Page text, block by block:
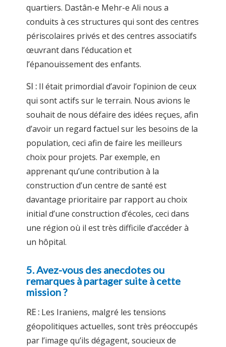
quartiers. Dastân-e Mehr-e Ali nous a
conduits à ces structures qui sont des centres
périscolaires privés et des centres associatifs
œuvrant dans l’éducation et
l’épanouissement des enfants.
SI : Il était primordial d’avoir l’opinion de ceux
qui sont actifs sur le terrain. Nous avions le
souhait de nous défaire des idées reçues, afin
d’avoir un regard factuel sur les besoins de la
population, ceci afin de faire les meilleurs
choix pour projets. Par exemple, en
apprenant qu’une contribution à la
construction d’un centre de santé est
davantage prioritaire par rapport au choix
initial d’une construction d’écoles, ceci dans
une région où il est très difficile d’accéder à
un hôpital.
5. Avez-vous des anecdotes ou
remarques à partager suite à cette
mission ?
RE : Les Iraniens, malgré les tensions
géopolitiques actuelles, sont très préoccupés
par l’image qu’ils dégagent, soucieux de